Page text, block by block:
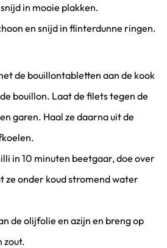
aan te vinken
in mooie plakken.
aan te vinken
en snijd in flinterdunne ringen.
aan te vinken
de bouillontabletten aan de kook
bouillon. Laat de filets tegen de
garen. Haal ze daarna uit de
aan te vinken
in 10 minuten beetgaar, doe over
ze onder koud stromend water
aan te vinken
de olijfolie en azijn en breng op
zout.